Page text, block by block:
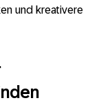
und kreativere